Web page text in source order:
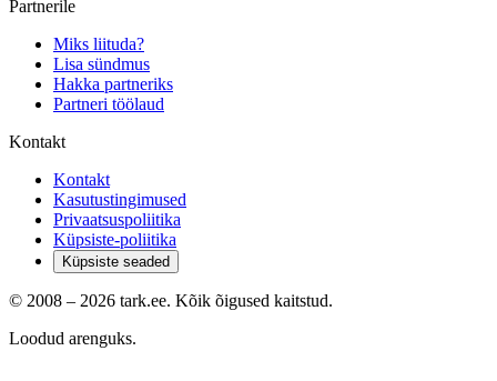
Partnerile
Miks liituda?
Lisa sündmus
Hakka partneriks
Partneri töölaud
Kontakt
Kontakt
Kasutustingimused
Privaatsuspoliitika
Küpsiste-poliitika
Küpsiste seaded
© 2008 – 2026 tark.ee. Kõik õigused kaitstud.
Loodud arenguks.